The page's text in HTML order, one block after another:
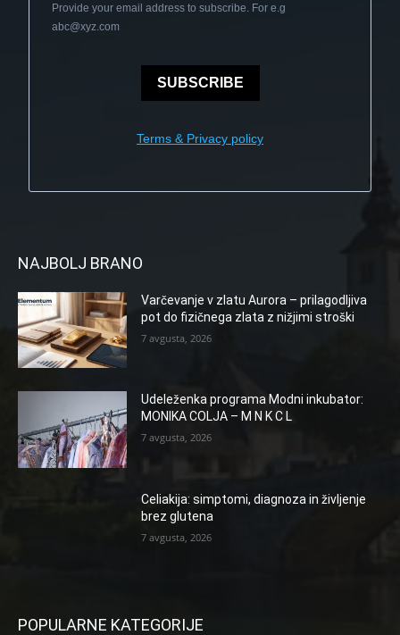
Provide your email address to subscribe. For e.g
abc@xyz.com
SUBSCRIBE
Terms & Privacy policy
NAJBOLJ BRANO
Varčevanje v zlatu Aurora – prilagodljiva
pot do fizičnega zlata z nižjimi stroški
7 avgusta, 2026
Udeleženka programa Modni inkubator:
MONIKA COLJA – M N K C L
7 avgusta, 2026
Celiakija: simptomi, diagnoza in življenje
brez glutena
7 avgusta, 2026
POPULARNE KATEGORIJE